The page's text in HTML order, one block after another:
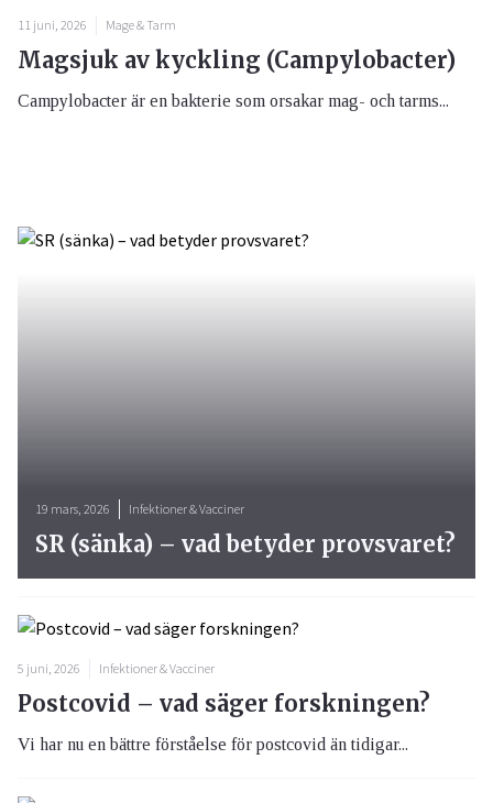
11 juni, 2026 Mage & Tarm
Magsjuk av kyckling (Campylobacter)
Campylobacter är en bakterie som orsakar mag- och tarms...
5 juni, 2026 Infektioner & Vacciner
Postcovid – vad säger forskningen?
Vi har nu en bättre förståelse för postcovid än tidigar...
19 mars, 2026 Infektioner & Vacciner
SR (sänka) – vad betyder provsvaret?